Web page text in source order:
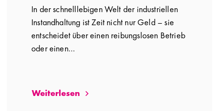
In der schnelllebigen Welt der industriellen
Instandhaltung ist Zeit nicht nur Geld – sie
entscheidet über einen reibungslosen Betrieb
oder einen…
Weiterlesen